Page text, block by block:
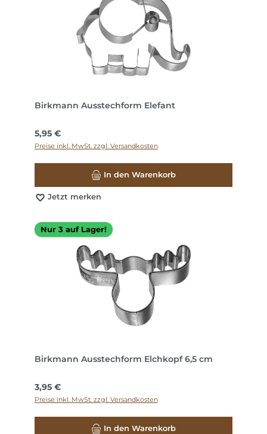
Birkmann Ausstechform Elefant
Regulärer Preis:
5,95 €
Preise inkl. MwSt. zzgl. Versandkosten
In den Warenkorb
Jetzt merken
Nur 3 auf Lager!
Birkmann Ausstechform Elchkopf 6,5 cm
Regulärer Preis:
3,95 €
Preise inkl. MwSt. zzgl. Versandkosten
In den Warenkorb